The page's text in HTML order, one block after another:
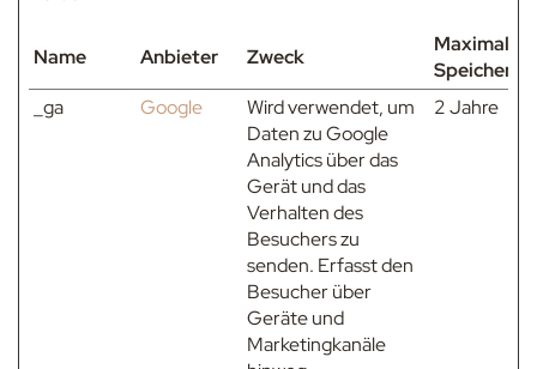
Name Anbieter Zweck
Maximale
_ga
Google
Wird verwendet, um
Daten zu Google
Analytics über das
Gerät und das
Verhalten des
Besuchers zu
senden. Erfasst den
Besucher über
Geräte und
Marketingkanäle
2 Jahre